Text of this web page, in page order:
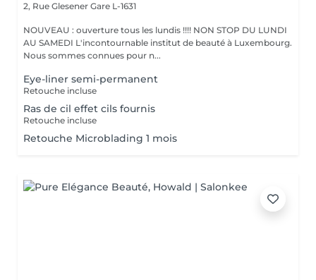
2, Rue Glesener Gare L-1631
NOUVEAU : ouverture tous les lundis !!!! NON STOP DU LUNDI
AU SAMEDI L'incontournable institut de beauté à Luxembourg.
Nous sommes connues pour n...
Eye-liner semi-permanent
Retouche incluse
Ras de cil effet cils fournis
Retouche incluse
Retouche Microblading 1 mois